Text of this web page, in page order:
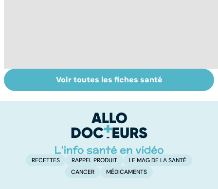
Tout savoir sur
les infections
Inflammation des
amygdales : que
d'angine ?
Voir toutes les fiches santé
RECETTES RAPPEL PRODUIT
LE MAG DE LA SANTÉ
CANCER
MÉDICAMENTS